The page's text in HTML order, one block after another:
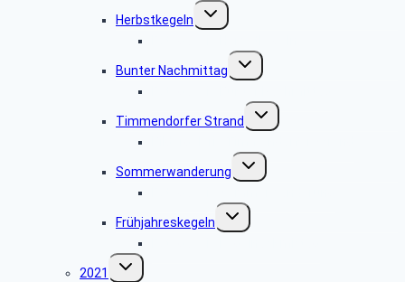
Herbstkegeln
Untermenü
umschalten
Bunter Nachmittag
Untermenü
umschalten
Timmendorfer Strand
Untermenü
umschalten
Sommerwanderung
Untermenü
umschalten
Frühjahreskegeln
Untermenü
umschalten
2021
Untermenü
umschalten